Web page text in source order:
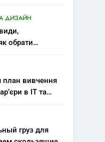
ДИЗАЙН
обрати
план вивчення
в IT та
груз для